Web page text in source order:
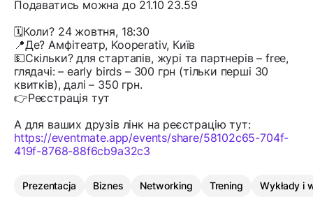
Подаватись можна до 21.10 23.59
🗓️Коли? 24 жовтня, 18:30
📍Де? Амфітеатр, Kooperativ, Київ
💵Скільки? для стартапів, журі та партнерів – free,
глядачі: – early birds – 300 грн (тільки перші 30
квитків), далі – 350 грн.
👉Реєстрація тут
А для ваших друзів лінк на реєстрацію тут:
https://eventmate.app/events/share/58102c65-704f-
419f-8768-88f6cb9a32c3
Prezentacja Biznes Networking Trening Wykłady i